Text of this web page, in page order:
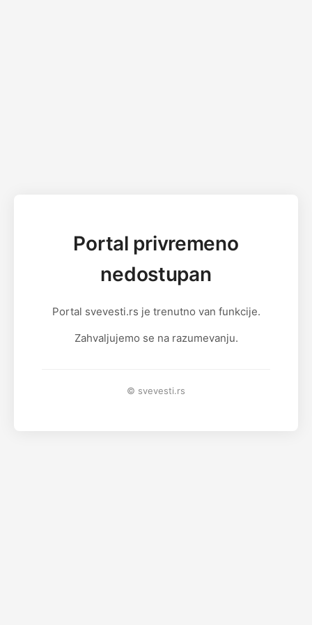
Portal privremeno
nedostupan
Portal svevesti.rs je trenutno van funkcije.
Zahvaljujemo se na razumevanju.
© svevesti.rs